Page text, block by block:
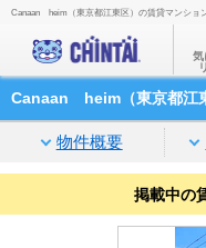
Canaan heim（東京都江東区）の賃貸マンショ
気
Canaan heim（東京都江
物件概要
掲載中の